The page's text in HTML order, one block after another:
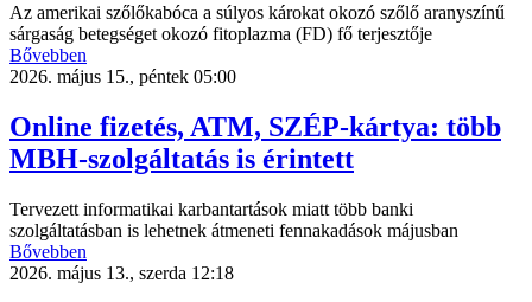
Az amerikai szőlőkabóca a súlyos károkat okozó szőlő aranyszínű
sárgaság betegséget okozó fitoplazma (FD) fő terjesztője
Bővebben
2026. május 15., péntek 05:00
Online fizetés, ATM, SZÉP-kártya: több
MBH-szolgáltatás is érintett
Tervezett informatikai karbantartások miatt több banki
szolgáltatásban is lehetnek átmeneti fennakadások májusban
Bővebben
2026. május 13., szerda 12:18